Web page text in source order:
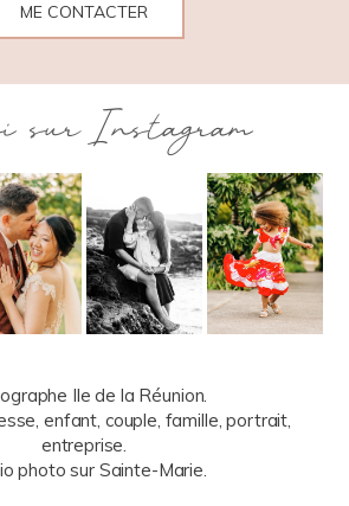
ME CONTACTER
sur Instagram
Ile de la Réunion.
enfant, couple, famille, portrait,
entreprise.
photo sur Sainte-Marie.